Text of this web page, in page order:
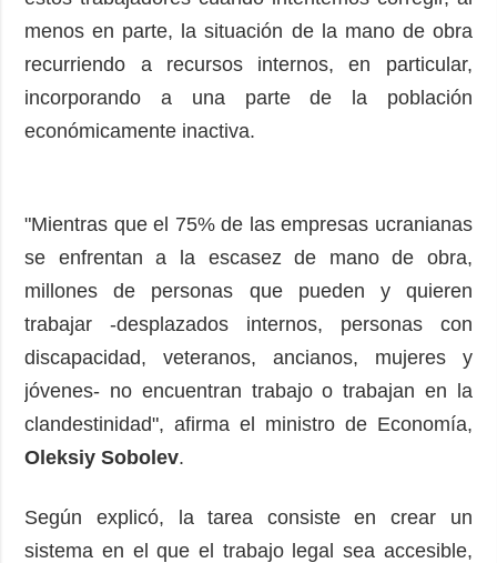
menos en parte, la situación de la mano de obra
recurriendo a recursos internos, en particular,
incorporando a una parte de la población
económicamente inactiva.
"Mientras que el 75% de las empresas ucranianas
se enfrentan a la escasez de mano de obra,
millones de personas que pueden y quieren
trabajar -desplazados internos, personas con
discapacidad, veteranos, ancianos, mujeres y
jóvenes- no encuentran trabajo o trabajan en la
clandestinidad", afirma el ministro de Economía,
Oleksiy Sobolev.
Según explicó, la tarea consiste en crear un
sistema en el que el trabajo legal sea accesible,